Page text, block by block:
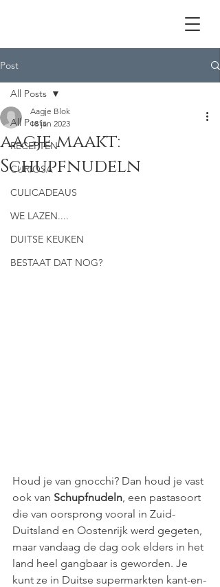
Post
All Posts
RECEPTEN
CURIOSA
CULICADEAUS
WE LAZEN....
DUITSE KEUKEN
BESTAAT DAT NOG?
All Posts
aagje maakt:
Schupfnudeln
Aagje Blok
18 jan 2023
Houd je van gnocchi? Dan houd je vast
ook van Schupfnudeln , een pastasoort
die van oorsprong vooral in Zuid-
Duitsland en Oostenrijk werd gegeten,
maar vandaag de dag ook elders in het
land heel gangbaar is geworden. Je
kunt ze in Duitse supermarkten kant-en-